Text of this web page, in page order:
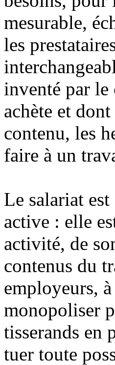
mesurable,
les
inventé par le
achète et
contenu, les
faire à un
Le salariat
active : elle
activité, de
contenus du
employeurs,
monopoliser
tisserands
tuer toute